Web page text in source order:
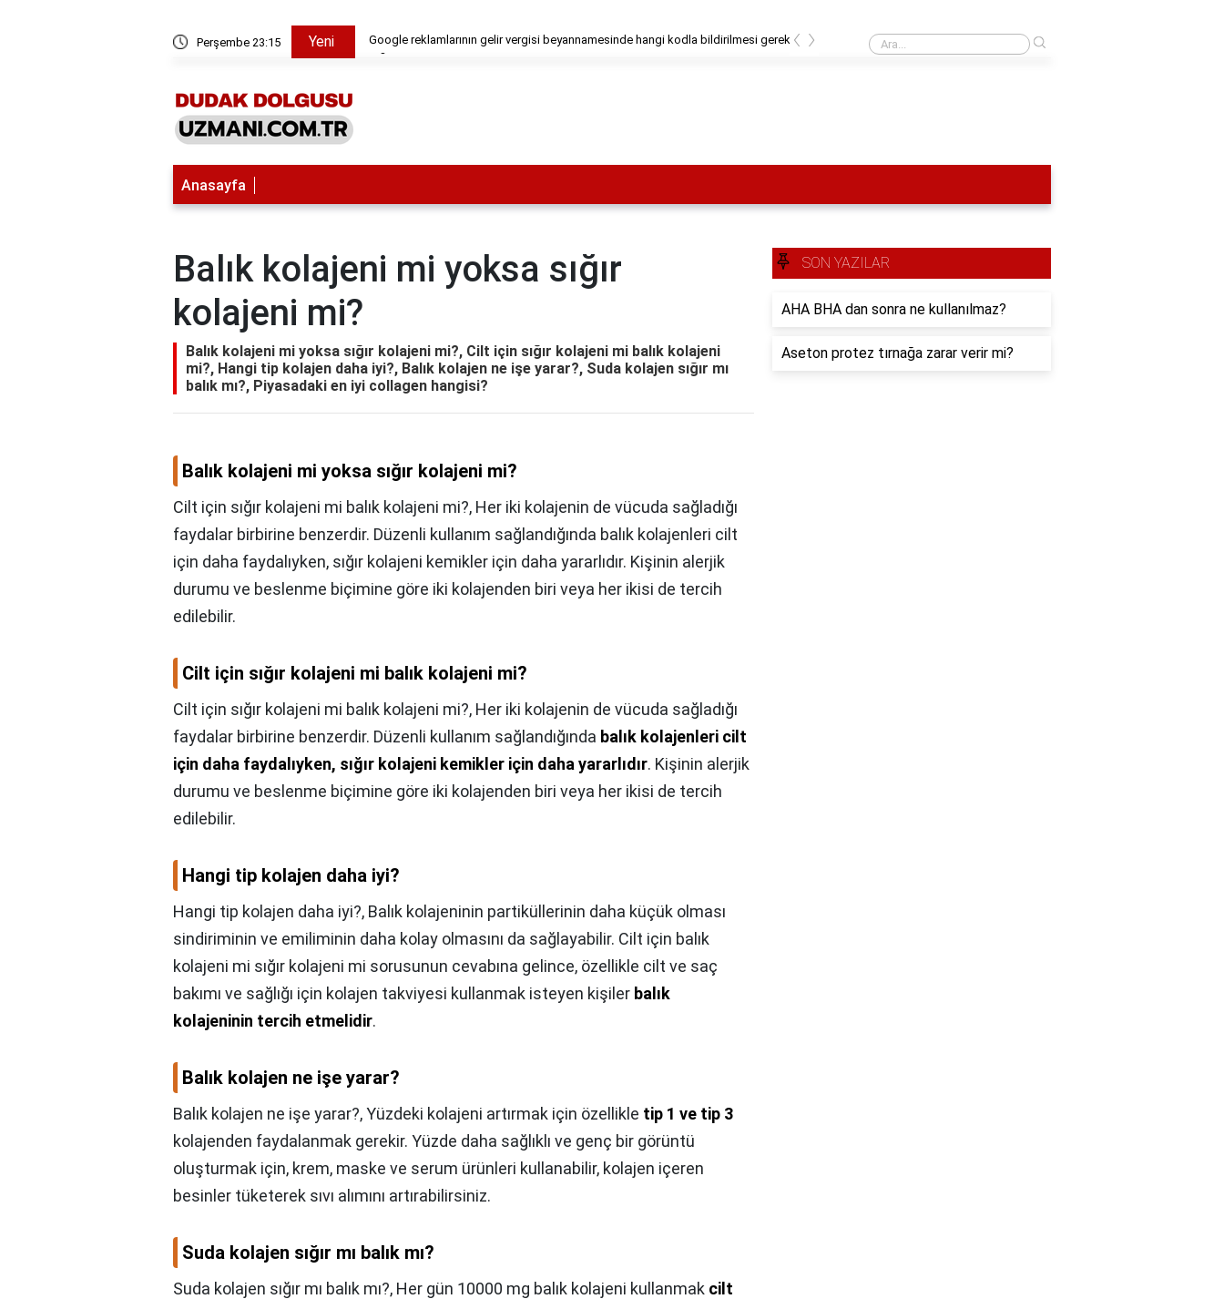
Perşembe 23:15 Yeni
gelir vergisi beyannamesinde hangi kodla bildirilmesi gerekiy TFT'de amblem nasıl yapılır? TFT'de amblem nasıl yapılır?
‹ ›
Anasayfa
Balık kolajeni mi yoksa sığır
kolajeni mi?
Balık kolajeni mi yoksa sığır kolajeni mi?, Cilt için sığır kolajeni mi balık kolajeni
mi?, Hangi tip kolajen daha iyi?, Balık kolajen ne işe yarar?, Suda kolajen sığır mı
balık mı?, Piyasadaki en iyi collagen hangisi?
Balık kolajeni mi yoksa sığır kolajeni mi?
Cilt için sığır kolajeni mi balık kolajeni mi?, Her iki kolajenin de vücuda sağladığı
faydalar birbirine benzerdir. Düzenli kullanım sağlandığında balık kolajenleri cilt
için daha faydalıyken, sığır kolajeni kemikler için daha yararlıdır. Kişinin alerjik
durumu ve beslenme biçimine göre iki kolajenden biri veya her ikisi de tercih
edilebilir.
Cilt için sığır kolajeni mi balık kolajeni mi?
Cilt için sığır kolajeni mi balık kolajeni mi?, Her iki kolajenin de vücuda sağladığı
faydalar birbirine benzerdir. Düzenli kullanım sağlandığında balık kolajenleri cilt
için daha faydalıyken, sığır kolajeni kemikler için daha yararlıdır. Kişinin alerjik
durumu ve beslenme biçimine göre iki kolajenden biri veya her ikisi de tercih
edilebilir.
Hangi tip kolajen daha iyi?
Hangi tip kolajen daha iyi?, Balık kolajeninin partiküllerinin daha küçük olması
sindiriminin ve emiliminin daha kolay olmasını da sağlayabilir. Cilt için balık
kolajeni mi sığır kolajeni mi sorusunun cevabına gelince, özellikle cilt ve saç
bakımı ve sağlığı için kolajen takviyesi kullanmak isteyen kişiler balık
kolajeninin tercih etmelidir.
Balık kolajen ne işe yarar?
Balık kolajen ne işe yarar?,Yüzdeki kolajeni artırmak için özellikle tip 1 ve tip 3
kolajenden faydalanmak gerekir. Yüzde daha sağlıklı ve genç bir görüntü
oluşturmak için, krem, maske ve serum ürünleri kullanabilir, kolajen içeren
besinler tüketerek sıvı alımını artırabilirsiniz.
Suda kolajen sığır mı balık mı?
Suda kolajen sığır mı balık mı?, Her gün 10000 mg balık kolajeni kullanmak cilt
SON YAZILAR
AHA BHA dan sonra ne kullanılmaz?
Aseton protez tırnağa zarar verir mi?